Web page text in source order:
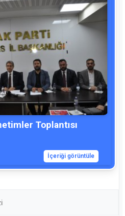
Toplantısı
İçeriği görüntüle